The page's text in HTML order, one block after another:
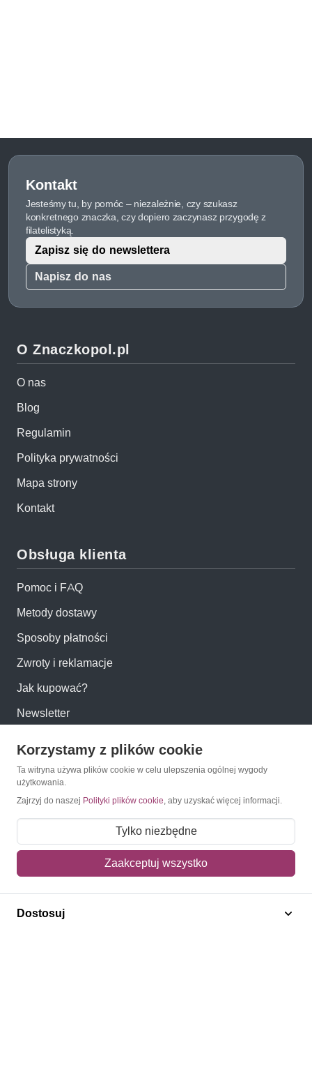
Kontakt
Jesteśmy tu, by pomóc – niezależnie, czy szukasz
konkretnego znaczka, czy dopiero zaczynasz przygodę z
filatelistyką.
Napisz do nas
Zapisz się do newslettera
O Znaczkopol.pl
O nas
Blog
Regulamin
Polityka prywatności
Mapa strony
Kontakt
Obsługa klienta
Pomoc i FAQ
Metody dostawy
Sposoby płatności
Zwroty i reklamacje
Jak kupować?
Newsletter
Konto
Moje zamówienia
Mój koszyk
Polecamy
Korzystamy z plików cookie
Ta witryna używa plików cookie w celu ulepszenia ogólnej wygody
użytkowania.
Zajrzyj do naszej Polityki plików cookie, aby uzyskać więcej informacji.
Tylko niezbędne
Zaakceptuj wszystko
Dostosuj